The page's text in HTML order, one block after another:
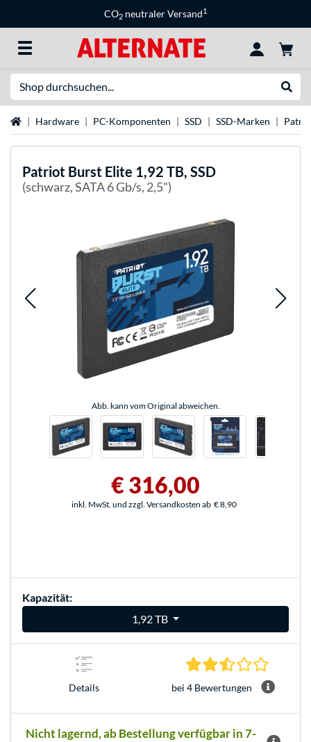
CO2 neutraler Versand1
StartseiteHardware PC-Komponenten SSD SSD-Marken
Patriot Burst Elite 1,92 TB, SSD
(schwarz, SATA 6 Gb/s, 2,5")
Abb. kann vom Original abweichen.
€ 316,00
inkl. MwSt. und zzgl. Versandkosten ab € 8,90
Kapazität:
1,92 TB
Details bei 4 Bewertungen
Nicht lagernd, ab Bestellung verfügbar in 7-